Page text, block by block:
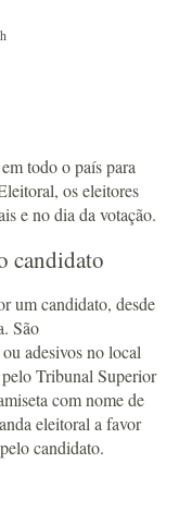
todo o país para
os eleitores
e no dia da votação.
candidato
um candidato, desde
São
adesivos no local
pelo Tribunal Superior
com nome de
eleitoral a favor
candidato.